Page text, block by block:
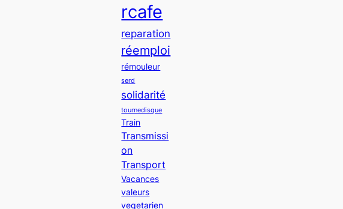
rcafe
reparation
réemploi
rémouleur
serd
solidarité
tournedisque
Train
Transmissi
on
Transport
Vacances
valeurs
vegetarien